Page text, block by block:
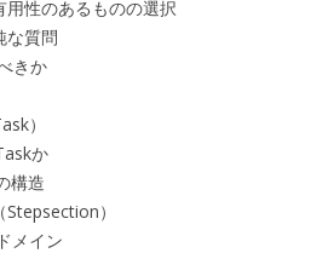
あるものの選択
問
きか
）
か
造
）
メイン